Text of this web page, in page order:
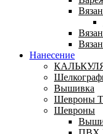
Нанесение
Вышивка
Шевроны
Шевроны